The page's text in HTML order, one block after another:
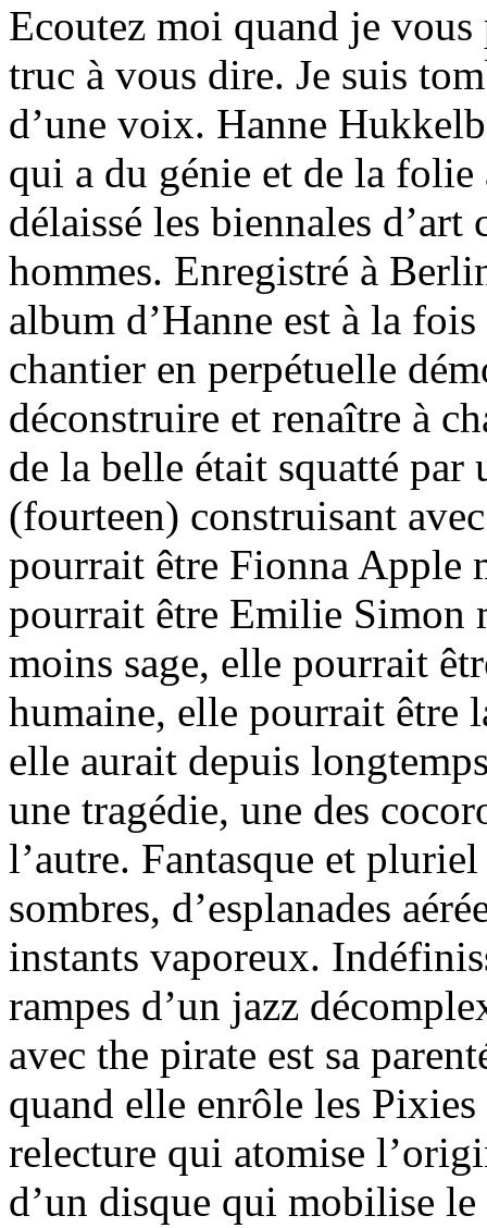
Ecoutez moi quand je
truc à vous dire. Je suis
d’une voix. Hanne
qui a du génie et de la
délaissé les biennales
hommes. Enregistré à
album d’Hanne est à la
chantier en perpétuelle
déconstruire et renaître à
de la belle était squatté par
(fourteen) construisant
pourrait être Fionna Apple
pourrait être Emilie Simon
moins sage, elle pourrait
humaine, elle pourrait être
elle aurait depuis
une tragédie, une des
l’autre. Fantasque et
sombres, d’esplanades
instants vaporeux.
rampes d’un jazz
avec the pirate est sa
quand elle enrôle les
relecture qui atomise
d’un disque qui mobilise